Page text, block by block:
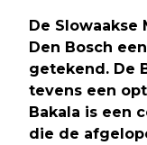
De Slowaakse
Den Bosch
getekend. De
tevens een
Bakala is een
die de